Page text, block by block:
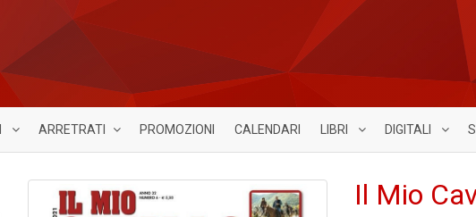
ARRETRATI PROMOZIONI CALENDARI LIBRI DIGITALI
Il Mio